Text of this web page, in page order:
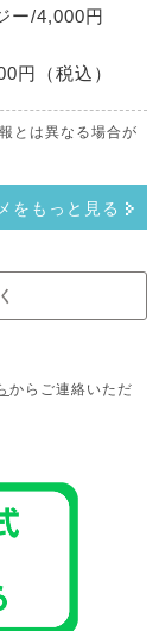
ー/4,000円
円（税込）
とは異なる場合が
をもっと見る
からご連絡いただ